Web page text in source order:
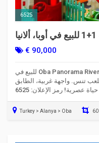
6525
شقة 1+1 للبيع في أوبا، ألانيا | Panorama River
€ 90,000
للبيع في Oba Panorama River Residence شقة 60 م² 1+1. مجمع كامل
تنس. واجهة غربية، الطابق
حياة عصرية! رمز الإعلان: 6525
Turkey > Alanya > Oba